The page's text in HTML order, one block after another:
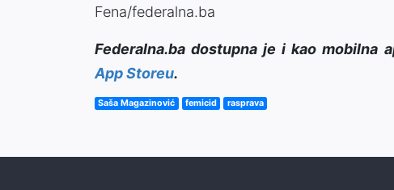
Fena/federalna.ba
Federalna.ba dostupna je i kao mobilna
App Storeu.
Saša Magazinović femicid rasprava